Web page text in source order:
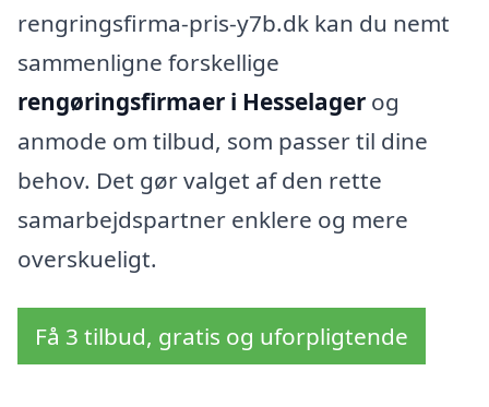
rengringsfirma-pris-y7b.dk kan du nemt
sammenligne forskellige
rengøringsfirmaer i Hesselager og
anmode om tilbud, som passer til dine
behov. Det gør valget af den rette
samarbejdspartner enklere og mere
overskueligt.
Få 3 tilbud, gratis og uforpligtende